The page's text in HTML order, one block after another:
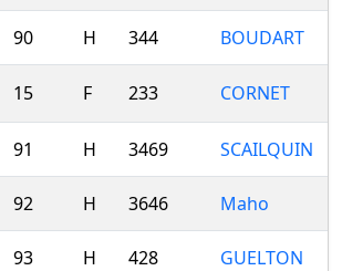
90 H 344 BOUDART
15 F 233 CORNET
91 H 3469 SCAILQUIN
92 H 3646 Maho
93 H 428 GUELTON